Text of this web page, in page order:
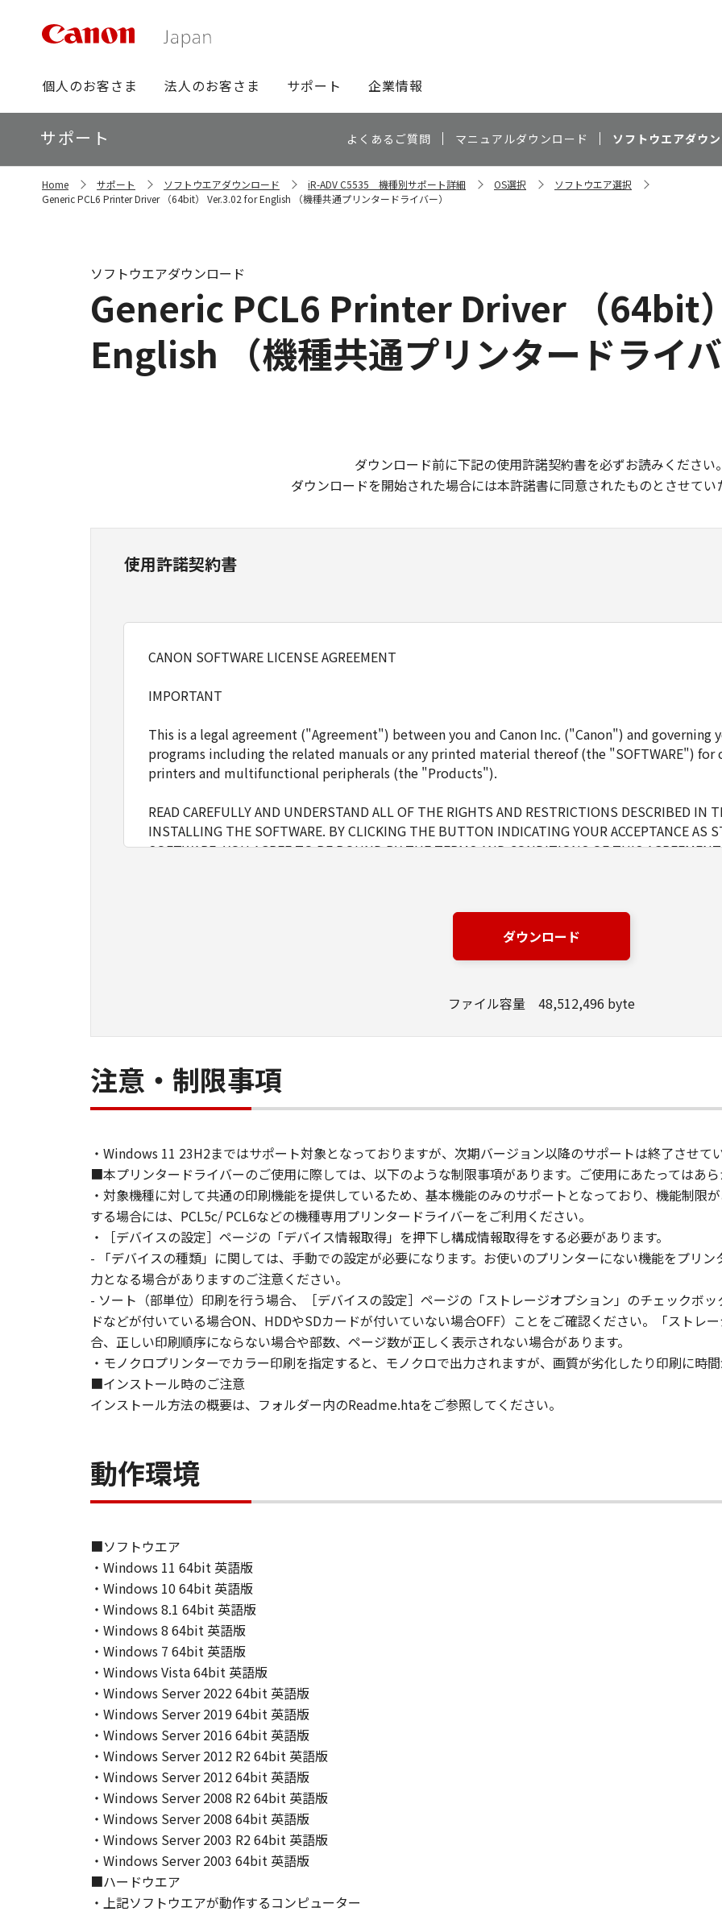
グ
ロ
ー
バ
ビ
個人のお客さま 法人のお客さま サポート 企業情報
ロ
ー
カ
ル
ナ
サポート よくあるご質問 マニュアルダウンロード ソフトウエアダウ
Home サポート ソフトウエアダウンロード iR-ADV C5535 機種別サポート詳細 OS選択
ソフトウエア選択
Generic PCL6 Printer Driver （64bit） Ver.3.02 for English （機種共通プリンタードライバー）
Generic PCL6 Printer Driver （64bit
English （機種共通プリンタードライバ
ソフトウエアダウンロード
ダウンロード前に下記の使用許諾契約書を必ずお読みください。
ダウンロードを開始された場合には本許諾書に同意されたものとさせてい
使用許諾契約書
CANON SOFTWARE LICENSE AGREEMENT
IMPORTANT
This is a legal agreement ("Agreement") between you and Canon Inc. ("Canon") and governing
programs including the related manuals or any printed material thereof (the "SOFTWARE") for
printers and multifunctional peripherals (the "Products").
READ CAREFULLY AND UNDERSTAND ALL OF THE RIGHTS AND RESTRICTIONS DESCRIBED IN
INSTALLING THE SOFTWARE. BY CLICKING THE BUTTON INDICATING YOUR ACCEPTANCE AS
SOFTWARE, YOU AGREE TO BE BOUND BY THE TERMS AND CONDITIONS OF THIS
Canon grants you a personal, limited and non-exclusive license to use ("use" as used herein
installing, accessing, executing or displaying) the SOFTWARE solely for the use with Products
You may allow other users of other computers connected to your Designated Computer to use
borne by you hereunder.
You may make one copy of the SOFTWARE solely for a back-up purpose.
loan, convey or transfer to any third party the SOFTWARE. You shall not alter, translate or
language, modify, disassemble, decompile or otherwise reverse engineer the SOFTWARE and
do so.
3. COPYRIGHT NOTICE
You shall not modify, remove or delete any copyright notice of Canon or its licensors contained
copy thereof.
4. OWNERSHIP
Canon and its licensors retain in all respects the title, ownership and intellectual property rights
as expressly provided herein, no license or right, express or implied, is hereby conveyed or
intellectual property of Canon and its licensors.
5. EXPORT CONTROL
6. SUPPORT AND UPDATE
NEITHER CANON, CANON'S SUBSIDIARIES OR AFFILIATES, THEIR DISTRIBUTORS, OR
SUPPORT FOR THE SOFTWARE HEREUNDER.
7. DISCLAIMER OF WARRANTIES AND LIABILITY
[NO WARRANTY] THE SOFTWARE IS PROVIDED "AS IS" WITHOUT WARRANTY OF ANY KIND,
INCLUDING, BUT NOT LIMITED TO THE IMPLIED WARRANTIES OF MERCHANTABILITY AND
THE ENTIRE RISK AS TO THE QUALITY AND PERFORMANCE OF THE SOFTWARE IS WITH YOU.
DEFECTIVE, YOU ASSUME THE ENTIRE COST OF ALL NECESSARY SERVICING, REPAIR OR
JURISDICTIONS DO NOT ALLOW THE EXCLUSION OF IMPLIED WARRANTIES, SO THE ABOVE
THIS WARRANTY GIVES YOU SPECIFIC LEGAL RIGHTS AND YOU MAY ALSO HAVE OTHER RIGHTS
STATE OR JURISDICTION TO JURISDICTION.
NEITHER CANON, CANON'S SUBSIDIARIES OR AFFILIATES, THEIR DISTRIBUTORS, OR DEALERS
WARRANT THAT THE FUNCTIONS CONTAINED IN THE SOFTWARE WILL MEET YOUR
OF THE SOFTWARE WILL BE UNINTERRUPTED OR ERROR FREE.
[NO LIABILITY FOR DAMAGES] IN NO EVENT SHALL EITHER CANON, CANON'S SUBSIDIARIES OR
DISTRIBUTORS DEALERS OR CANON'S LICENSORS BE LIABLE FOR ANY DAMAGES
LIMITATION, LOSS OF BUSINESS PROFITS, LOSS OF BUSINESS INFORMATION, LOSS OF
COMPENSATORY, INCIDENTAL OR CONSEQUENTIAL DAMAGES) ARISING OUT OF THE
USE THE SOFTWARE EVEN IF EITHER CANON, CANON'S SUBSIDIARIES OR AFFILIATES, THEIR
ダウンロード
ファイル容量 48,512,496 byte
注意・制限事項
・Windows 11 23H2まではサポート対象となっておりますが、次期バージョン以降のサポートは終了させてい
■本プリンタードライバーのご使用に際しては、以下のような制限事項があります。ご使用にあたってはあら
・対象機種に対して共通の印刷機能を提供しているため、基本機能のみのサポートとなっており、機能制限
する場合には、PCL5c/ PCL6などの機種専用プリンタードライバーをご利用ください。
・［デバイスの設定］ページの「デバイス情報取得」を押下し構成情報取得をする必要があります。
- 「デバイスの種類」に関しては、手動での設定が必要になります。お使いのプリンターにない機能をプリ
力となる場合がありますのご注意ください。
- ソート（部単位）印刷を行う場合、［デバイスの設定］ページの「ストレージオプション」のチェックボ
ドなどが付いている場合ON、HDDやSDカードが付いていない場合OFF）ことをご確認ください。「ストレ
合、正しい印刷順序にならない場合や部数、ページ数が正しく表示されない場合があります。
・モノクロプリンターでカラー印刷を指定すると、モノクロで出力されますが、画質が劣化したり印刷に時間
■インストール時のご注意
インストール方法の概要は、フォルダー内のReadme.htaをご参照してください。
動作環境
■ソフトウエア
・Windows 11 64bit 英語版
・Windows 10 64bit 英語版
・Windows 8.1 64bit 英語版
・Windows 8 64bit 英語版
・Windows 7 64bit 英語版
・Windows Vista 64bit 英語版
・Windows Server 2022 64bit 英語版
・Windows Server 2019 64bit 英語版
・Windows Server 2016 64bit 英語版
・Windows Server 2012 R2 64bit 英語版
・Windows Server 2012 64bit 英語版
・Windows Server 2008 R2 64bit 英語版
・Windows Server 2008 64bit 英語版
・Windows Server 2003 R2 64bit 英語版
・Windows Server 2003 64bit 英語版
■ハードウエア
・上記ソフトウエアが動作するコンピューター